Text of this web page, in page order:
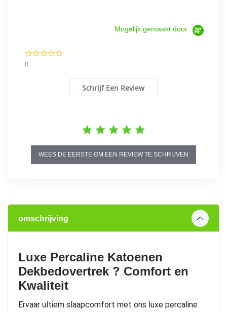
Mogelijk gemaakt door
0
Schrijf Een Review
WEES DE EERSTE OM EEN REVIEW TE SCHRIJVEN
omschrijving
Luxe Percaline Katoenen
Dekbedovertrek ? Comfort en
Kwaliteit
Ervaar ultiem slaapcomfort met ons luxe percaline